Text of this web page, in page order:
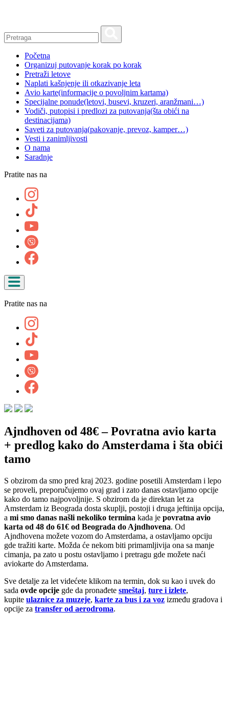
Početna
Organizuj putovanje korak po korak
Pretraži letove
Naplati kašnjenje ili otkazivanje leta
Avio karte(informacije o povoljnim kartama)
Specijalne ponude(letovi, busevi, kruzeri, aranžmani…)
Vodiči, putopisi i predlozi za putovanja(šta obići na
destinacijama)
Saveti za putovanja(pakovanje, prevoz, kamper…)
Vesti i zanimljivosti
O nama
Saradnje
Pratite nas na
Pratite nas na
Ajndhoven od 48€ – Povratna avio karta
+ predlog kako do Amsterdama i šta obići
tamo
S obzirom da smo pred kraj 2023. godine posetili Amsterdam i lepo
se proveli, preporučujemo ovaj grad i zato danas ostavljamo opcije
kako do tamo najpovoljnije. S obzirom da je direktan let za
Amsterdam iz Beograda dosta skuplji, postoji i druga jeftinija opcija,
a mi smo danas našli nekoliko termina kada je povratna avio
karta od 48 do 61€ od Beograda do Ajndhovena. Od
Ajndhovena možete vozom do Amsterdama, a ostavljamo opciju
gde tražiti karte. Možda će nekom biti primamljivija ona sa manje
cimanja, pa zato u postu ostavljamo i pretragu gde možete naći
aviokarte do Amsterdama.
Sve detalje za let videćete klikom na termin, dok su kao i uvek do
sada ovde opcije gde da pronađete smeštaj, ture i izlete,
kupite ulaznice za muzeje, karte za bus i za voz između gradova i
opcije za transfer od aerodroma.